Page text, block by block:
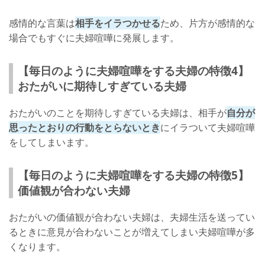
感情的な言葉は相手をイラつかせるため、片方が感情的な
場合でもすぐに夫婦喧嘩に発展します。
【毎日のように夫婦喧嘩をする夫婦の特徴4】
おたがいに期待しすぎている夫婦
おたがいのことを期待しすぎている夫婦は、相手が自分が
思ったとおりの行動をとらないときにイラついて夫婦喧嘩
をしてしまいます。
【毎日のように夫婦喧嘩をする夫婦の特徴5】
価値観が合わない夫婦
おたがいの価値観が合わない夫婦は、夫婦生活を送ってい
るときに意見が合わないことが増えてしまい夫婦喧嘩が多
くなります。